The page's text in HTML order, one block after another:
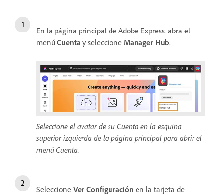
En la página principal de Adobe Express, abra el
menú Cuenta y seleccione Manager Hub.
Seleccione el avatar de su Cuenta en la esquina
superior izquierda de la página principal para abrir el
menú Cuenta.
Seleccione Ver Configuración en la tarjeta de